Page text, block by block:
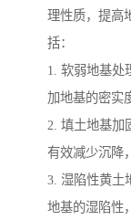
理性质，提高
括：
1. 软弱地基处
加地基的密实
2. 填土地基加
有效减少沉降
3. 湿陷性黄土
地基的湿陷性